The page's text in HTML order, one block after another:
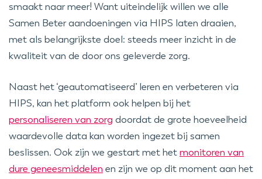
smaakt naar meer! Want uiteindelijk willen we alle
Samen Beter aandoeningen via HIPS laten draaien,
met als belangrijkste doel: steeds meer inzicht in de
kwaliteit van de door ons geleverde zorg.
Naast het ‘geautomatiseerd’ leren en verbeteren via
HIPS, kan het platform ook helpen bij het
personaliseren van zorg doordat de grote hoeveelheid
waardevolle data kan worden ingezet bij samen
beslissen. Ook zijn we gestart met het monitoren van
dure geneesmiddelen en zijn we op dit moment aan het